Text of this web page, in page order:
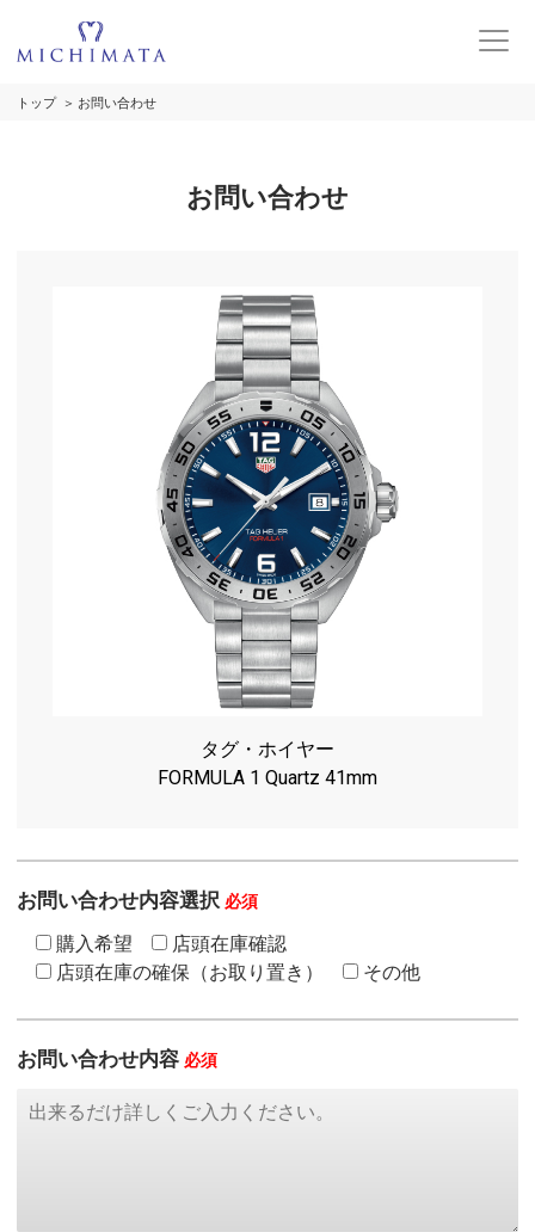
トップ お問い合わせ
お問い合わせ
タグ・ホイヤー
FORMULA 1 Quartz 41mm
お問い合わせ内容選択 必須
購入希望
店頭在庫確認
店頭在庫の確保（お取り置き）
その他
お問い合わせ内容 必須